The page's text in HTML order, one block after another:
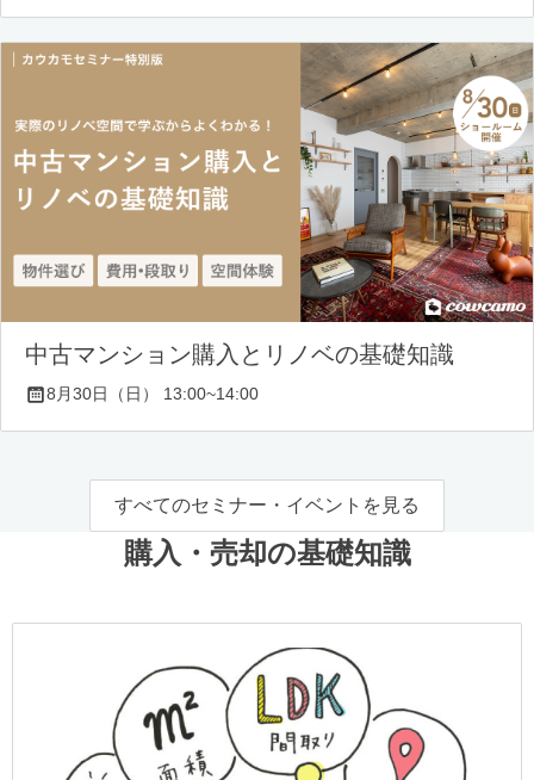
中古マンション購入とリノベの基礎知識
8月30日（日） 13:00~14:00
すべてのセミナー・イベントを見る
購入・売却の基礎知識